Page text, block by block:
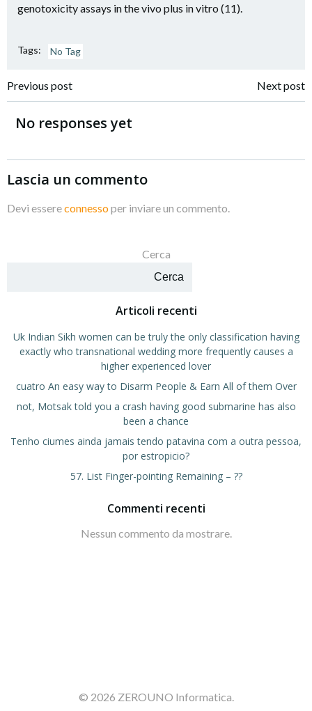
genotoxicity assays in the vivo plus in vitro (11).
Tags: No Tag
Navigazione
articoli
Previous post
Navigazione
Next post
No responses yet
Lascia un commento
Devi essereconnessoper inviare un commento.
Cerca
Cerca
Articoli recenti
Uk Indian Sikh women can be truly the only classification having
exactly who transnational wedding more frequently causes a
higher experienced lover
cuatro An easy way to Disarm People & Earn All of them Over
not, Motsak told you a crash having good submarine has also
been a chance
Tenho ciumes ainda jamais tendo patavina com a outra pessoa,
por estropicio?
57. List Finger-pointing Remaining – ??
Commenti recenti
Nessun commento da mostrare.
© 2026 ZEROUNO Informatica.